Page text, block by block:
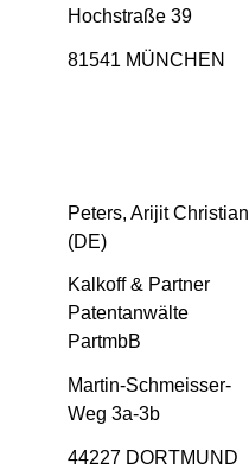
Hochstraße 39
81541 MÜNCHEN
Peters, Arijit Christian
(DE)
Kalkoff & Partner
Patentanwälte
PartmbB
Martin-Schmeisser-
Weg 3a-3b
44227 DORTMUND